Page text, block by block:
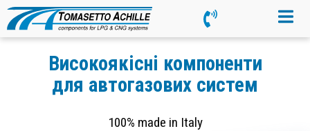
Високоякісні компоненти
для автогазових систем
100% made in Italy